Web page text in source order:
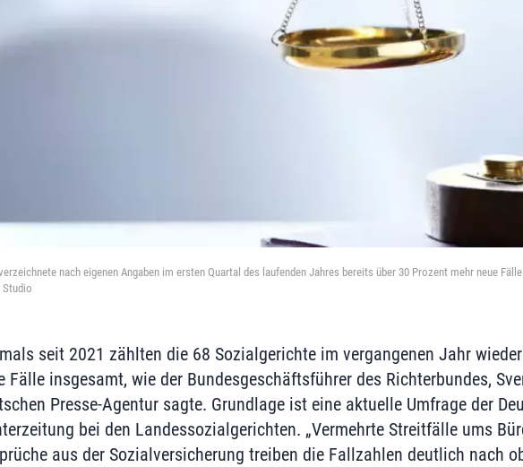
nach eigenen Angaben im ersten Quartal des laufenden Jahres bereits über 30 Prozent mehr neue
seit 2021 zählten die 68 Sozialgerichte im vergangenen Jahr
Fälle insgesamt, wie der Bundesgeschäftsführer des Richterbundes,
Presse-Agentur sagte. Grundlage ist eine aktuelle Umfrage der
bei den Landessozialgerichten. „Vermehrte Streitfälle ums
aus der Sozialversicherung treiben die Fallzahlen deutlich nach